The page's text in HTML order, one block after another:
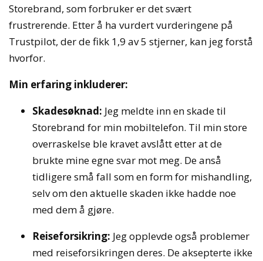
Storebrand, som forbruker er det svært
frustrerende. Etter å ha vurdert vurderingene på
Trustpilot, der de fikk 1,9 av 5 stjerner, kan jeg forstå
hvorfor.
Min erfaring inkluderer:
Skadesøknad: Jeg meldte inn en skade til
Storebrand for min mobiltelefon. Til min store
overraskelse ble kravet avslått etter at de
brukte mine egne svar mot meg. De anså
tidligere små fall som en form for mishandling,
selv om den aktuelle skaden ikke hadde noe
med dem å gjøre.
Reiseforsikring: Jeg opplevde også problemer
med reiseforsikringen deres. De aksepterte ikke